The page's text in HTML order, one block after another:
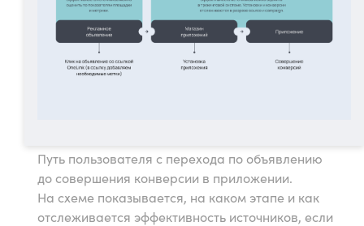
Путь пользователя с перехода по объявлению
до совершения конверсии в приложении.
На схеме показывается, на каком этапе и как
отслеживается эффективность источников, если